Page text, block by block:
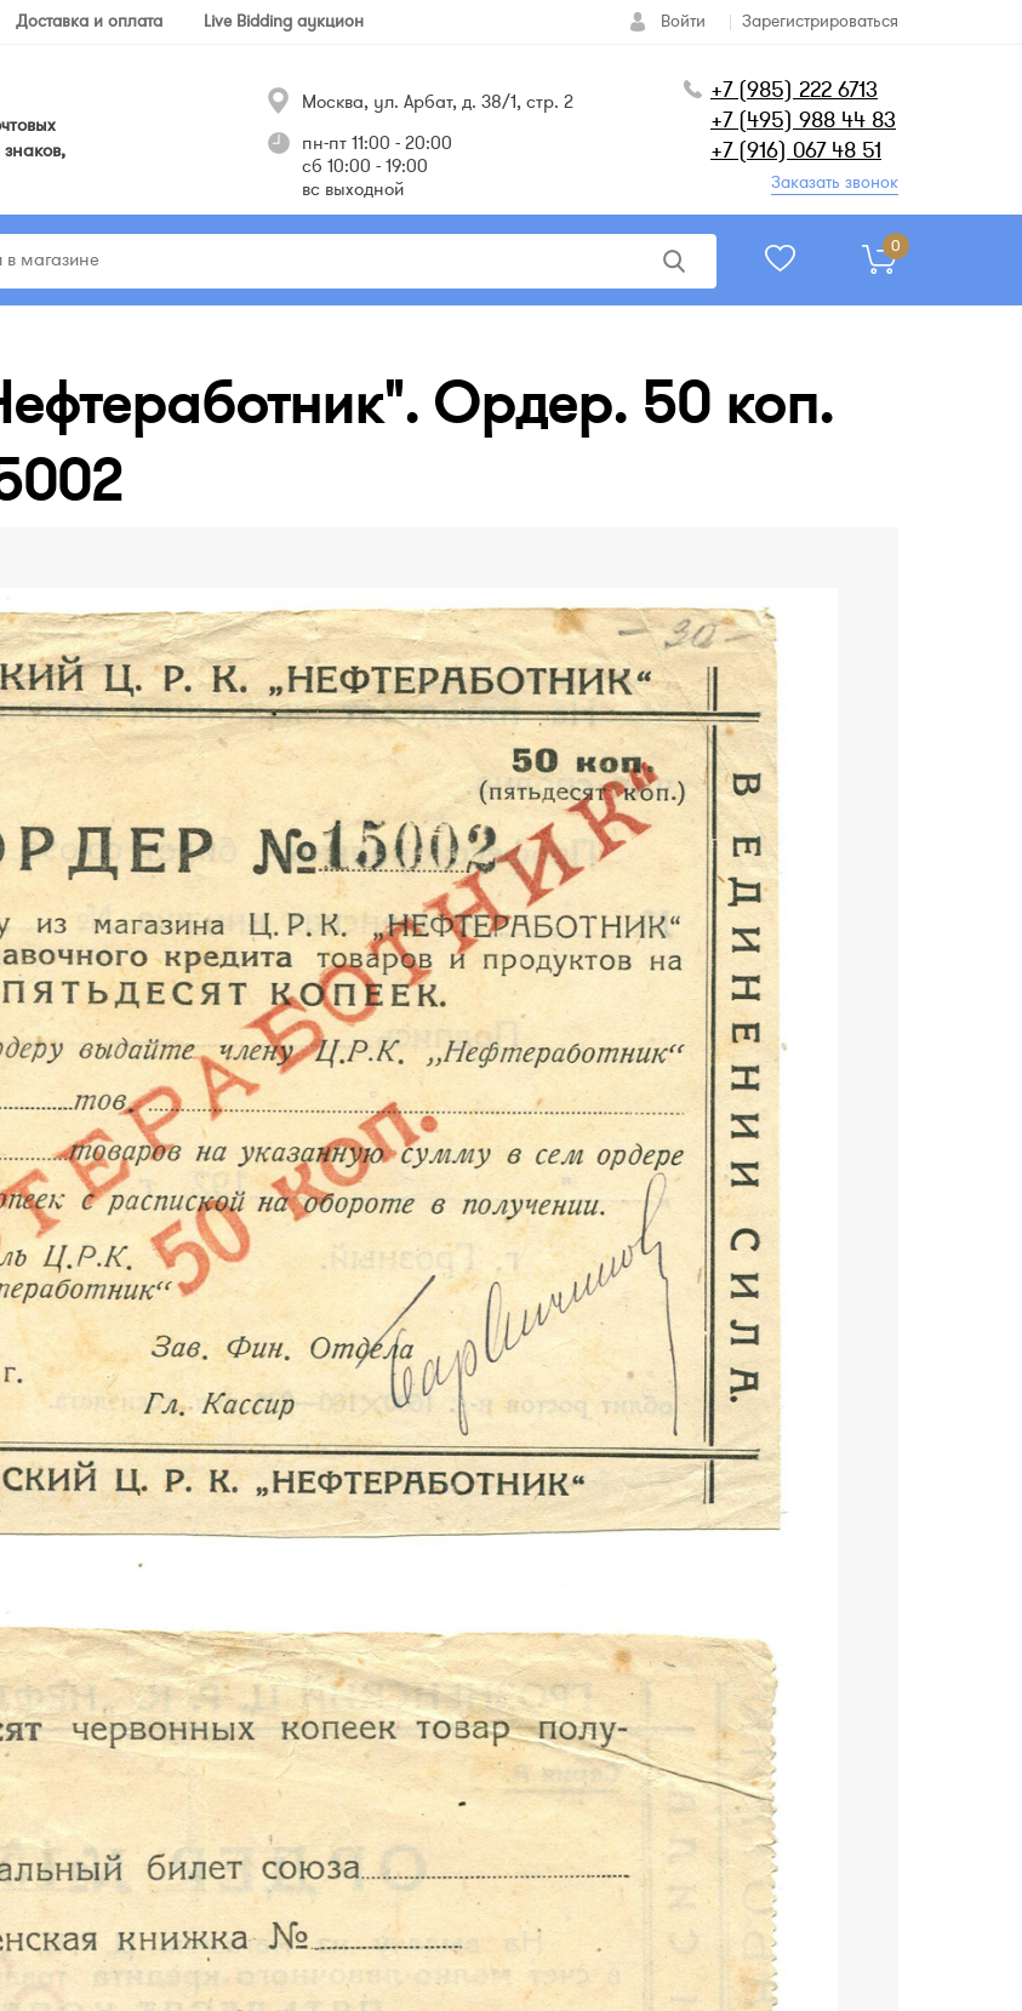
Доставка и оплата Live Bidding аукцион Зарегистрироваться
Войти
Москва, ул. Арбат, д. 38/1, стр. 2
пн-пт 11:00 - 20:00
сб 10:00 - 19:00
вс выходной
+7 (985) 222 6713
+7 (495) 988 44 83
+7 (916) 067 48 51
Заказать звонок
0
Ордер. 50 коп.